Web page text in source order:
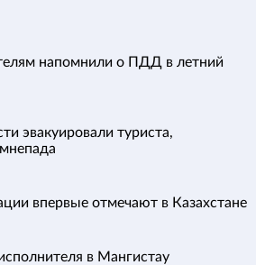
напомнили о ПДД в летний
эвакуировали туриста,
впервые отмечают в Казахстане
в Мангистау